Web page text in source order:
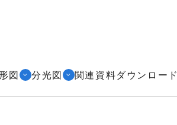
図 分光図 関連資料ダウンロード